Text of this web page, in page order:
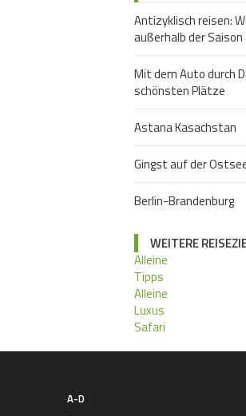
Antizyklisch reisen:
außerhalb der
Mit dem Auto durch
schönsten Plätze
Astana Kasachstan
Gingst auf der
Berlin-Brandenburg
WEITERE
Alleine
Tipps
Alleine
Luxus
Safari
A-D